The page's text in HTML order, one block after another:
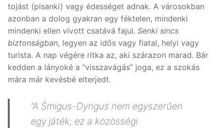
tojást (pisanki) vagy édességet adnak. A városokban
azonban a dolog gyakran egy féktelen, mindenki
mindenki ellen vívott csatává fajul. Senki sincs
biztonságban, legyen az idős vagy fiatal, helyi vagy
turista. A nap végére ritka az, aki szárazon marad. Bár
kedden a lányoké a “visszavágás” joga, ez a szokás
mára már kevésbé elterjedt.
“A Śmigus-Dyngus nem egyszerűen
egy játék; ez a közösségi